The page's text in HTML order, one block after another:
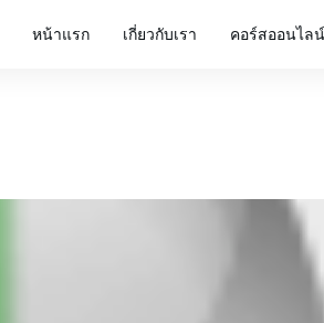
หน้าแรก เกี่ยวกับเรา คอร์สออนไลน์